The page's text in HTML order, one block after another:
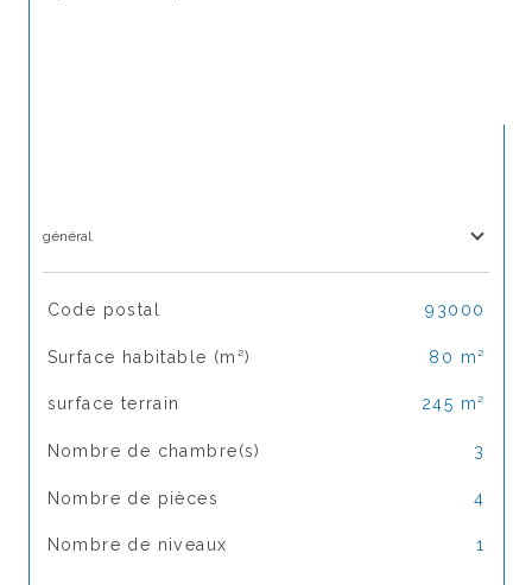
général
TRAD_SIROCCO_Caracteristique
Code postal 93000
Surface habitable (m²) 80 m²
surface terrain 245 m²
Nombre de chambre(s) 3
Nombre de pièces 4
Nombre de niveaux 1